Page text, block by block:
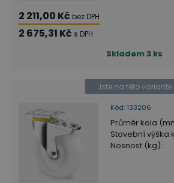
2 211,00 Kč bez DPH
2 675,31 Kč s DPH
Skladem3 ks
Kód: 133206
Jste na této variantě
Průměr kola
Stavební výška
Nosnost (kg):